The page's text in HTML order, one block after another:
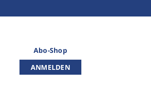
Abo-Shop
ANMELDEN